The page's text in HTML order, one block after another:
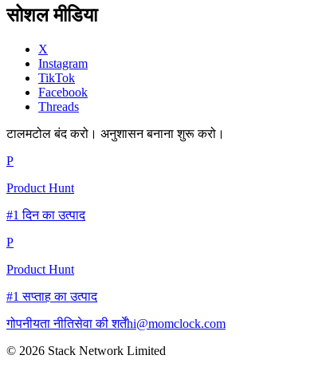
सोशल मीडिया
X
Instagram
TikTok
Facebook
Threads
टालमटोल बंद करो। अनुशासन बनाना शुरू करो।
P
Product Hunt
#1 दिन का उत्पाद
P
Product Hunt
#1 सप्ताह का उत्पाद
गोपनीयता नीतिसेवा की शर्तेंhi@momclock.com
© 2026 Stack Network Limited